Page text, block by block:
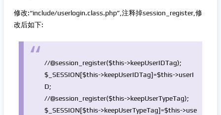
修改:“include/userlogin.class.php”,注释掉session_register,修
改后如下:
//@session_register($this->keepUserIDTag);
$_SESSION[$this->keepUserIDTag]=$this->userI
D;
//@session_register($this->keepUserTypeTag);
$_SESSION[$this->keepUserTypeTag]=$this->use